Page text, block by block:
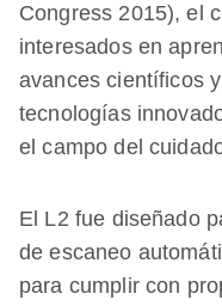
Congress 2015), el
interesados en
avances científicos
tecnologías
el campo del
El L2 fue diseñado
de escaneo
para cumplir con